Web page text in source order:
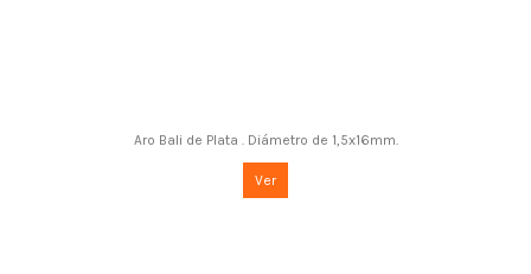
Aro Bali de Plata . Diámetro de 1,5x16mm.
Ver